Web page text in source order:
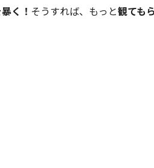
く！ そうすれば、もっと観ても